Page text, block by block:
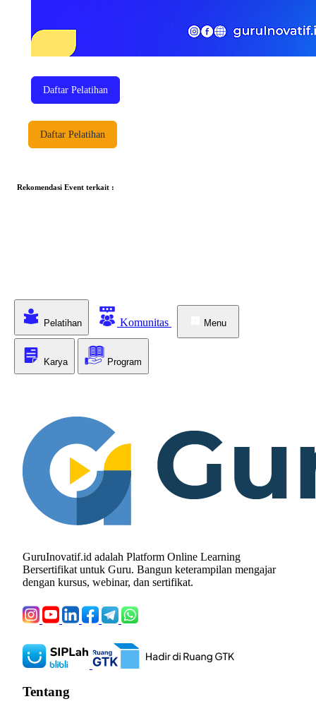
Daftar Pelatihan
Daftar Pelatihan
Rekomendasi Event terkait :
Pelatihan Komunitas Menu
Karya Program
GuruInovatif.id adalah Platform Online Learning
Bersertifikat untuk Guru. Bangun keterampilan mengajar
dengan kursus, webinar, dan sertifikat.
Tentang